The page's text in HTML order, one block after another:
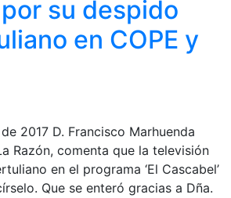
su despido
en COPE y
2017 D. Francisco Marhuenda
Razón, comenta que la televisión
en el programa ‘El Cascabel’
Que se enteró gracias a Dña.